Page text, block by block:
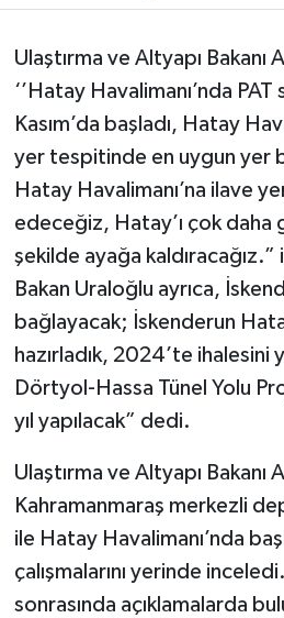
Ulaştırma ve Altyapı
‘’Hatay Havalimanı’nda PAT
Kasım’da başladı, Hatay
yer tespitinde en uygun yer
Hatay Havalimanı’na ilave
edeceğiz, Hatay’ı çok daha
şekilde ayağa
Bakan Uraloğlu ayrıca,
bağlayacak; İskenderun
hazırladık, 2024’te ihalesini
Dörtyol-Hassa Tünel Yolu
yıl yapılacak” dedi.
Ulaştırma ve Altyapı
Kahramanmaraş merkezli
ile Hatay Havalimanı’nda
çalışmalarını yerinde
sonrasında açıklamalarda